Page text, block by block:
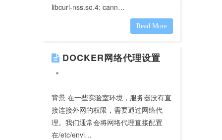
libcurl-nss.so.4: cann…
Read More
DOCKER网络代理设置
背景 在一些实验室环境，服务器没有直
接连接外网的权限，需要通过网络代
理。我们通常会将网络代理直接配置
在/etc/envi…